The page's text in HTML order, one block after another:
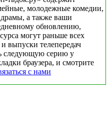
молодежные комедии,
а также ваши
обновлению,
могут раньше всех
выпуски телепередач
следующую серию у
браузера, и смотрите
с нами